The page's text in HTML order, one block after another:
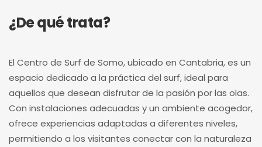
¿De qué trata?
El Centro de Surf de Somo, ubicado en Cantabria, es un
espacio dedicado a la práctica del surf, ideal para
aquellos que desean disfrutar de la pasión por las olas.
Con instalaciones adecuadas y un ambiente acogedor,
ofrece experiencias adaptadas a diferentes niveles,
permitiendo a los visitantes conectar con la naturaleza